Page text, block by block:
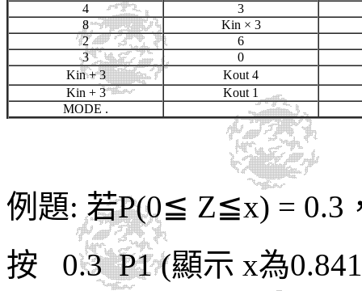
4
3
8
Kin × 3
2
6
3
0
Kin + 3
Kout 4
Kin + 3
Kout 1
MODE .
例題: 若P(0≦ Z≦x) = 0.3
按 0.3 P1(顯示 x為